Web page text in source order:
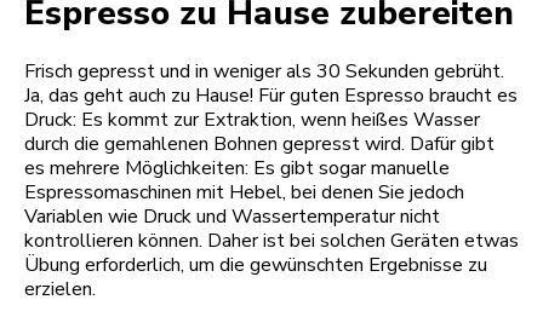
Espresso zu Hause zubereiten
Frisch gepresst und in weniger als 30 Sekunden gebrüht.
Ja, das geht auch zu Hause! Für guten Espresso braucht es
Druck: Es kommt zur Extraktion, wenn heißes Wasser
durch die gemahlenen Bohnen gepresst wird. Dafür gibt
es mehrere Möglichkeiten: Es gibt sogar manuelle
Espressomaschinen mit Hebel, bei denen Sie jedoch
Variablen wie Druck und Wassertemperatur nicht
kontrollieren können. Daher ist bei solchen Geräten etwas
Übung erforderlich, um die gewünschten Ergebnisse zu
erzielen.